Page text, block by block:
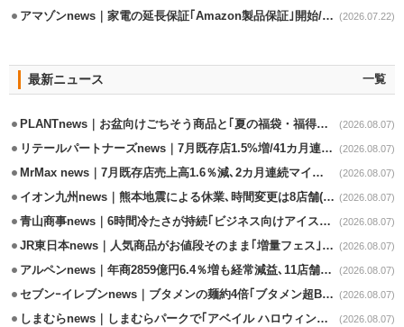
アマゾンnews｜家電の延長保証｢Amazon製品保証｣開始/購入～修理Web完結 (2026.07.22)
最新ニュース 一覧
PLANTnews｜お盆向けごちそう商品と｢夏の福袋・福得カート｣8/8から開催 (2026.08.07)
リテールパートナーズnews｜7月既存店1.5%増/41カ月連続増 (2026.08.07)
MrMax news｜7月既存店売上高1.6％減､2カ月連続マイナス (2026.08.07)
イオン九州news｜熊本地震による休業､時間変更は8店舗(8/7時点) (2026.08.07)
青山商事news｜6時間冷たさが持続｢ビジネス向けアイスベスト｣発売 (2026.08.07)
JR東日本news｜人気商品がお値段そのまま｢増量フェス｣8/18から開催 (2026.08.07)
アルペンnews｜年商2859億円6.4％増も経常減益､11店舗出店、4店閉鎖 (2026.08.07)
セブンｰイレブンnews｜ブタメンの麺約4倍｢ブタメン超BIG｣8/11から限定発売 (2026.08.07)
しまむらnews｜しまむらパークで｢アベイル ハロウィンじゅんびフェア｣開催 (2026.08.07)